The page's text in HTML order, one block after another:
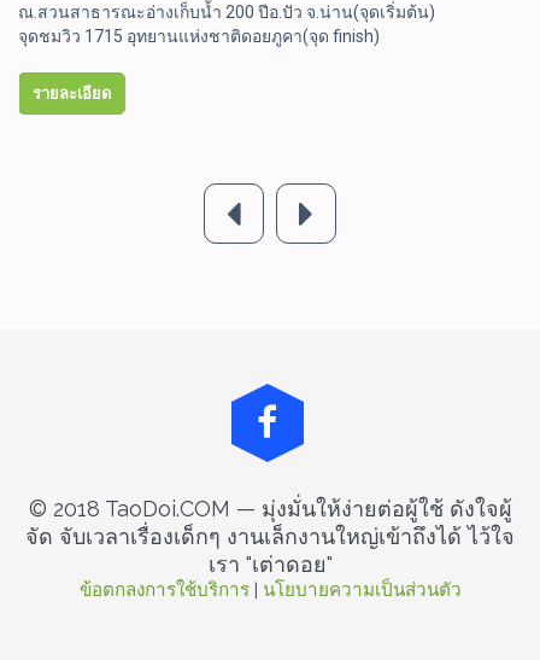
ณ.สวนสาธารณะอ่างเก็บน้ำ 200 ปีอ.ปัว จ.น่าน(จุดเริ่มต้น)
จุดชมวิว 1715 อุทยานแห่งชาติดอยภูคา(จุด finish)
รายละเอียด
© 2018 TaoDoi.COM — มุ่งมั่นให้ง่ายต่อผู้ใช้ ดังใจผู้
จัด จับเวลาเรื่องเด็กๆ งานเล็กงานใหญ่เข้าถึงได้ ไว้ใจ
เรา "เต่าดอย"
ข้อตกลงการใช้บริการ | นโยบายความเป็นส่วนตัว